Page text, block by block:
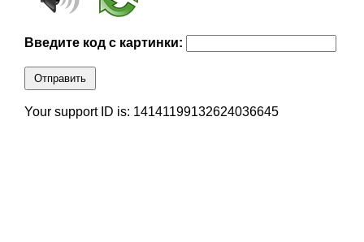
Введите код с картинки:
Отправить
Your support ID is: 14141199132624036645